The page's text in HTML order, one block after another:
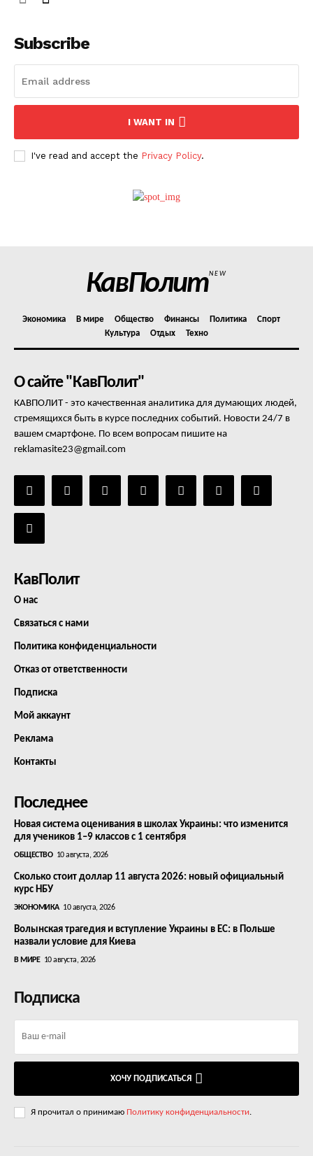
Контакты
Subscribe
I WANT IN
I've read and accept the Privacy Policy.
КавПолитNEW
Экономика В мире Общество Финансы Политика
Спорт
Культура
Отдых Техно
О сайте "КавПолит"
КАВПОЛИТ - это качественная аналитика для думающих людей,
стремящихся быть в курсе последних событий. Новости 24/7 в
вашем смартфоне. По всем вопросам пишите на
reklamasite23@gmail.com
КавПолит
О нас
Связаться с нами
Политика конфиденциальности
Отказ от ответственности
Подписка
Мой аккаунт
Реклама
Контакты
Последнее
Новая система оценивания в школах Украины: что изменится
для учеников 1–9 классов с 1 сентября
ОБЩЕСТВО 10 августа, 2026
Сколько стоит доллар 11 августа 2026: новый официальный
курс НБУ
ЭКОНОМИКА 10 августа, 2026
Волынская трагедия и вступление Украины в ЕС: в Польше
назвали условие для Киева
В МИРЕ 10 августа, 2026
Подписка
ХОЧУ ПОДПИСАТЬСЯ
Я прочитал о принимаю Политику конфиденциальности.